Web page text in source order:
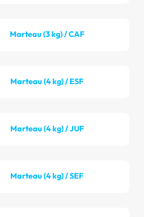
Marteau (3 kg) / CAF
Marteau (4 kg) / ESF
Marteau (4 kg) / JUF
Marteau (4 kg) / SEF